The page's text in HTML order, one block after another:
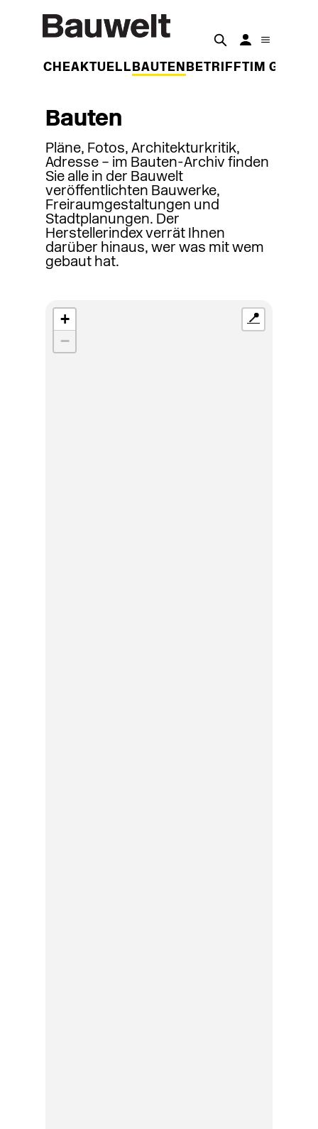
WOCHEAKTUELL BAUTEN BETRIFFT IM
Bauten
Pläne, Fotos, Architekturkritik,
Adresse – im Bauten-Archiv finden
Sie alle in der Bauwelt
veröffentlichten Bauwerke,
Freiraumgestaltungen und
Stadtplanungen. Der
Herstellerindex verrät Ihnen
darüber hinaus, wer was mit wem
gebaut hat.
+
−
📍